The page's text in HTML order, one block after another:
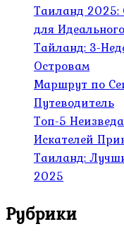
Таиланд
для
Тайланд: 3-
Островам
Маршрут по
Путеводитель
Топ-5
Искателей
Таиланд:
2025
Рубрики